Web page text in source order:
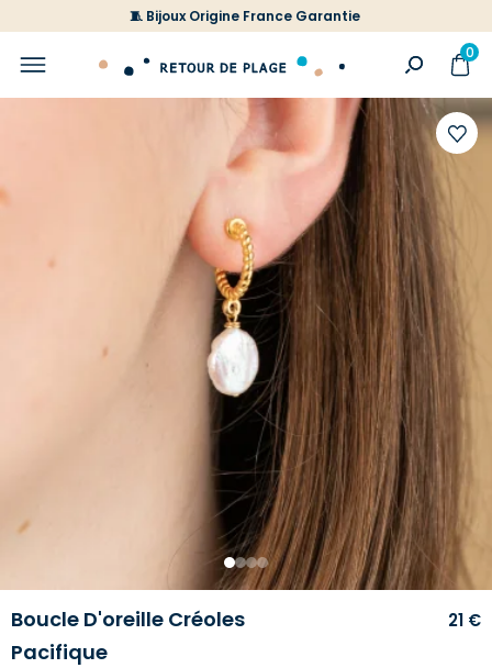
🧵 Bijoux Origine France Garantie
0
à
votre
1 234
Boucle D'oreille Créoles
Pacifique
21 €